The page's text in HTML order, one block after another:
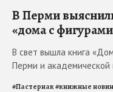
В Перми
«дома с
В свет вышла книга
Перми и академической
#Пастернак#книжные